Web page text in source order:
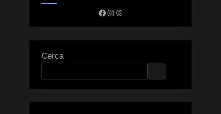
Facebook
Instagram
Threads
Cerca